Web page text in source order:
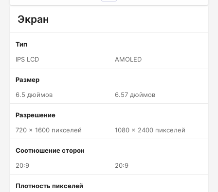
Экран
Тип
IPS LCD
AMOLED
Размер
6.5 дюймов
6.57 дюймов
Разрешение
720 x 1600 пикселей
1080 x 2400 пикселей
Соотношение сторон
20:9
20:9
Плотность пикселей